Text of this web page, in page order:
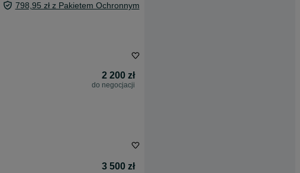
798,95 zł z Pakietem Ochronnym
2 200 zł
do negocjacji
3 500 zł